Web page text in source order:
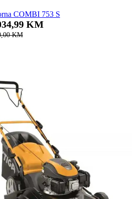
COMBI 753 S
KM
KM